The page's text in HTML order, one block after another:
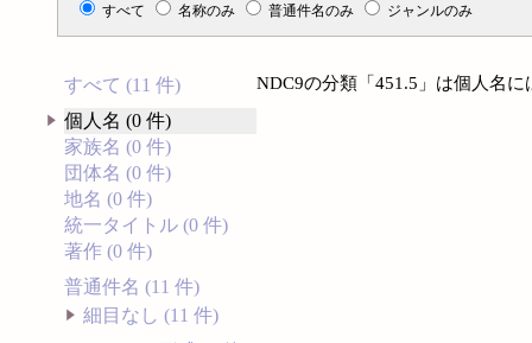
すべて 名称のみ 普通件名のみ ジャンルのみ
すべて (11 件)
個人名 (0 件)
家族名 (0 件)
団体名 (0 件)
地名 (0 件)
統一タイトル (0 件)
著作 (0 件)
普通件名 (11 件)
細目なし (11 件)
NDC9の分類「451.5」は個人名